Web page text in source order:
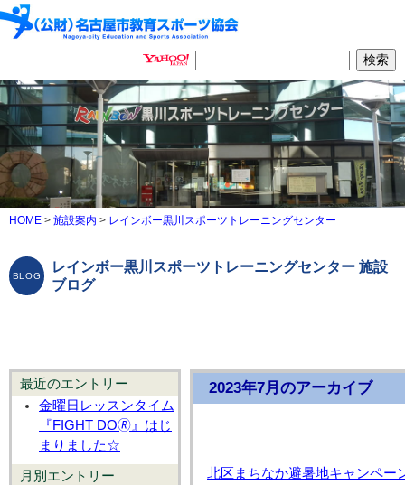
HOME > 施設案内 > レインボー黒川スポーツトレーニングセンター
レインボー黒川スポーツトレーニングセンター 施設
ブログ
最近のエントリー
金曜日レッスンタイム
『FIGHT DO🄬』はじ
まりました☆
月別エントリー
2023年7月のアーカイブ
北区まちなか避暑地キャンペー